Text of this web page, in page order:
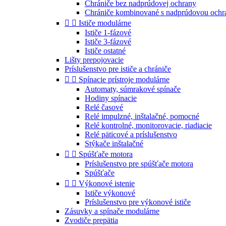
Chrániče bez nadprúdovej ochrany
Chrániče kombinované s nadprúdovou
  Ističe modulárne
Ističe 1-fázové
Ističe 3-fázové
Ističe ostatné
Lišty prepojovacie
Príslušenstvo pre ističe a chrániče
  Spínacie prístroje modulárne
Automaty, súmrakové spínače
Hodiny spínacie
Relé časové
Relé impulzné, inštalačné, pomocné
Relé kontrolné, monitorovacie, riadiacie
Relé päticové a príslušenstvo
Stýkače inštalačné
  Spúšťače motora
Príslušenstvo pre spúšťače motora
Spúšťače
  Výkonové istenie
Ističe výkonové
Príslušenstvo pre výkonové ističe
Zásuvky a spínače modulárne
Zvodiče prepätia